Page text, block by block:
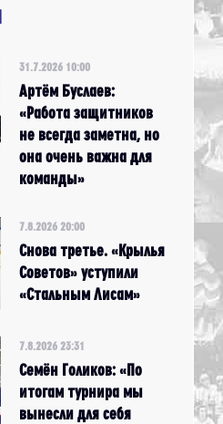
31.7.2026 10:00
Артём Буслаев:
«Работа защитников
не всегда заметна, но
она очень важна для
команды»
7.8.2026 20:00
Снова третье. «Крылья
Советов» уступили
«Стальным Лисам»
7.8.2026 23:31
Семён Голиков: «По
итогам турнира мы
вынесли для себя